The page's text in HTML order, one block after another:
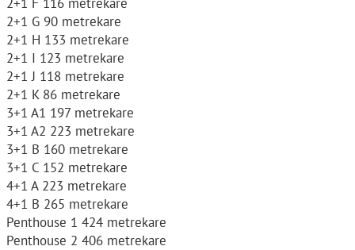
2+1 G 90 metrekare
2+1 H 133 metrekare
2+1 I 123 metrekare
2+1 J 118 metrekare
2+1 K 86 metrekare
3+1 A1 197 metrekare
3+1 A2 223 metrekare
3+1 B 160 metrekare
3+1 C 152 metrekare
4+1 A 223 metrekare
4+1 B 265 metrekare
Penthouse 1 424 metrekare
Penthouse 2 406 metrekare